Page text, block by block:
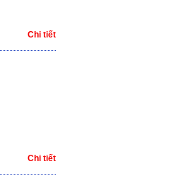
Chi tiết
Chi tiết